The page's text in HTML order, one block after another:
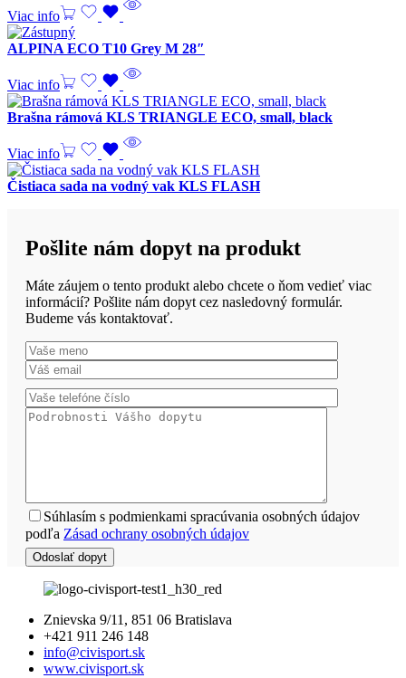
Viac info
ALPINA ECO T10 Grey M 28″
Viac info
Brašna rámová KLS TRIANGLE ECO, small, black
Viac info
Čistiaca sada na vodný vak KLS FLASH
Pošlite nám dopyt na produkt
Máte záujem o tento produkt alebo chcete o ňom vedieť viac
informácií? Pošlite nám dopyt cez nasledovný formulár.
Budeme vás kontaktovať.
Súhlasím s podmienkami spracúvania osobných údajov
podľa Zásad ochrany osobných údajov
Znievska 9/11, 851 06 Bratislava
+421 911 246 148
info@civisport.sk
www.civisport.sk